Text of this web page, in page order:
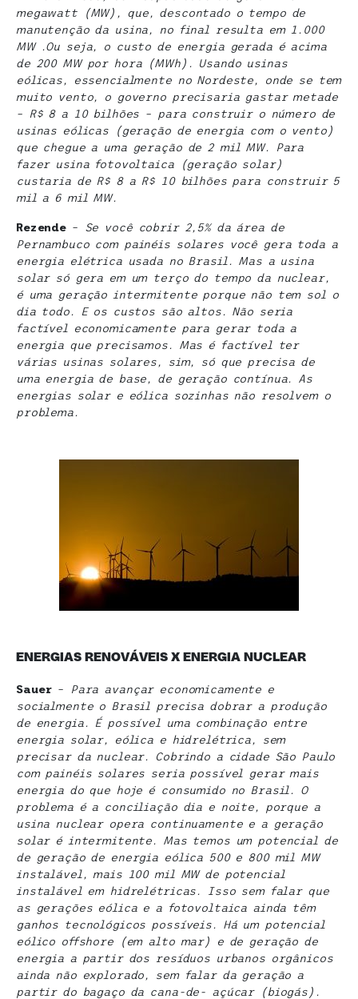
megawatt
(MW), que, descontado o tempo de
manutenção da usina, no final resulta em 1.000
MW .Ou seja, o custo de energia gerada é acima
de 200 MW por hora (MWh). Usando usinas
eólicas, essencialmente no Nordeste, onde se tem
muito vento, o governo precisaria gastar metade
– R$ 8 a 10 bilhões – para construir o número de
usinas eólicas (geração de energia com o vento)
que chegue a uma geração de 2 mil MW. Para
fazer usina fotovoltaica (geração solar)
custaria de R$ 8 a R$ 10 bilhões para construir 5
mil a 6 mil MW.
Rezende – Se você cobrir 2,5% da área de
Pernambuco com painéis solares você gera toda a
energia elétrica usada no Brasil. Mas a usina
solar só gera em um terço do tempo da nuclear,
é uma geração intermitente porque não tem sol o
dia todo. E os custos são altos. Não seria
factível economicamente para gerar toda a
energia que precisamos. Mas é factível ter
várias usinas solares, sim, só que precisa de
uma energia de base, de geração contínua. As
energias solar e eólica sozinhas não resolvem o
problema.
ENERGIAS RENOVÁVEIS X ENERGIA NUCLEAR
Sauer –
Para avançar economicamente e
socialmente o Brasil precisa dobrar a produção
de energia. É possível uma combinação entre
energia solar, eólica e hidrelétrica, sem
precisar da nuclear. Cobrindo a cidade São Paulo
com painéis solares seria possível gerar mais
energia do que hoje é consumido no Brasil. O
problema é a conciliação dia e noite, porque a
usina nuclear opera continuamente e a geração
solar é intermitente. Mas temos um potencial de
de geração de energia eólica 500 e 800 mil MW
instalável, mais 100 mil MW de potencial
instalável em hidrelétricas. Isso sem falar que
as gerações eólica e a fotovoltaica ainda têm
ganhos tecnológicos possíveis. Há um potencial
eólico offshore (em alto mar) e de geração de
energia a partir dos resíduos urbanos orgânicos
ainda não explorado, sem falar da geração a
partir do bagaço da cana-de- açúcar (biogás).